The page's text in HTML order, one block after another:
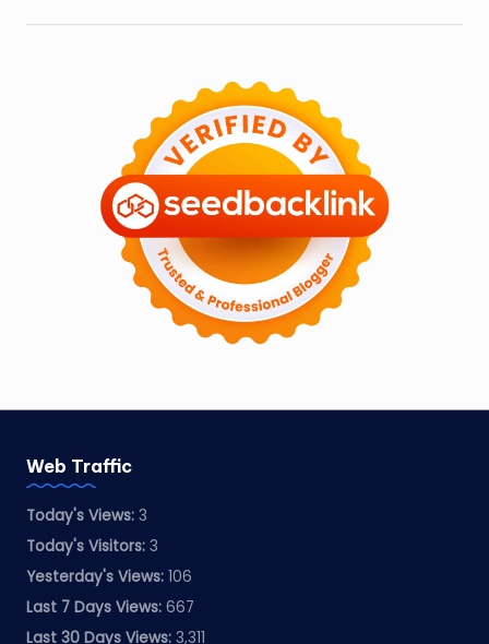
Web Traffic
Today's Views: 3
Today's Visitors: 3
Yesterday's Views: 106
Last 7 Days Views: 667
Last 30 Days Views: 3,311